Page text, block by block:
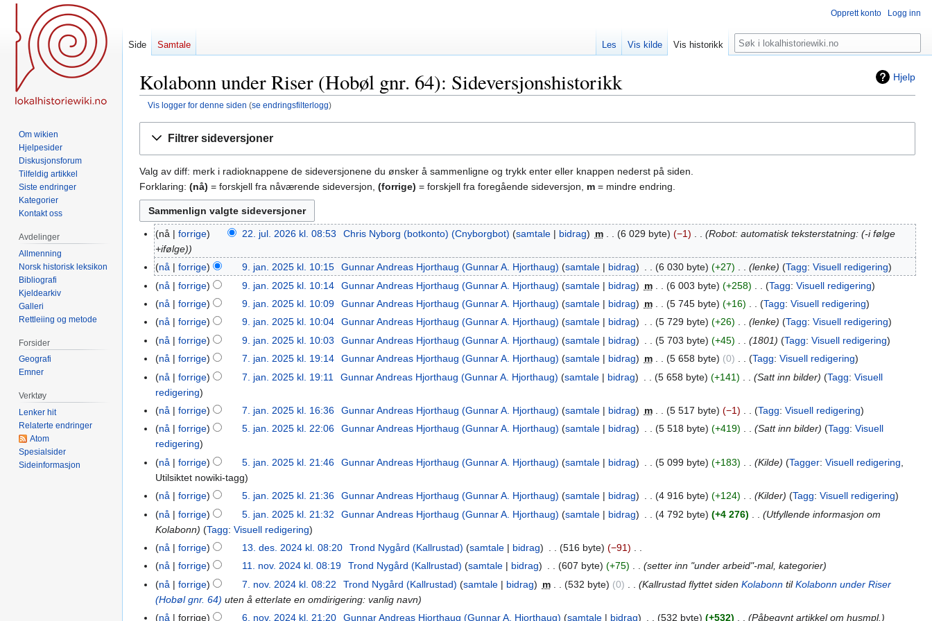
Hjelp
Kolabonn under Riser (Hobøl gnr. 64): Sideversjonshistorikk
Vis logger for denne siden (se endringsfilterlogg)
Filtrer sideversjoner
Valg av diff: merk i radioknappene de sideversjonene du ønsker å sammenligne og trykk enter eller knappen nederst på siden.
Forklaring: (nå) = forskjell fra nåværende sideversjon, (forrige) = forskjell fra foregående sideversjon, m = mindre endring.
22.
2026
nå forrige 22. jul. 2026 kl. 08:53 Chris Nyborg (botkonto) (Cnyborgbot) samtale bidrag m 6 029 byte −1
Robot: automatisk teksterstatning: (-i følge
+ifølge)
9.
jan.
2025
nå forrige 9. jan. 2025 kl. 10:15 Gunnar Andreas Hjorthaug (Gunnar A. Hjorthaug) samtale bidrag 6 030 byte +27 lenke Tagg: Visuell redigering
nå
forrige 9. jan. 2025 kl. 10:14 Gunnar Andreas Hjorthaug (Gunnar A. Hjorthaug) samtale bidrag m 6 003 byte +258
I
g
e
n
r
e
d
g
r
i
n
g
s
f
r
k
l
Tagg: Visuell redigering
nå
forrige 9. jan. 2025 kl. 10:09 Gunnar Andreas Hjorthaug (Gunnar A. Hjorthaug) samtale bidrag m 5 745 byte +16
I
g
e
n
r
e
d
i
e
i
n
g
s
f
r
k
Tagg: Visuell redigering
nå
forrige 9. jan. 2025 kl. 10:04 Gunnar Andreas Hjorthaug (Gunnar A. Hjorthaug) samtale bidrag 5 729 byte +26 lenke Tagg: Visuell redigering
nå
forrige 9. jan. 2025 kl. 10:03 Gunnar Andreas Hjorthaug (Gunnar A. Hjorthaug) samtale bidrag 5 703 byte +45 1801 Tagg: Visuell redigering
7.
jan.
2025
nå forrige 7. jan. 2025 kl. 19:14 Gunnar Andreas Hjorthaug (Gunnar A. Hjorthaug) samtale bidrag m 5 658 byte 0
I
e
n
r
e
d
i
g
e
i
n
g
s
f
Tagg: Visuell redigering
nå
forrige 7. jan. 2025 kl. 19:11 Gunnar Andreas Hjorthaug (Gunnar A. Hjorthaug) samtale bidrag 5 658 byte +141 Satt inn bilder Tagg: Visuell
redigering
nå
forrige 7. jan. 2025 kl. 16:36 Gunnar Andreas Hjorthaug (Gunnar A. Hjorthaug) samtale bidrag m 5 517 byte −1
I
n
e
r
e
d
i
g
r
i
Tagg: Visuell redigering
5.
2025
nå forrige 5. jan. 2025 kl. 22:06 Gunnar Andreas Hjorthaug (Gunnar A. Hjorthaug) samtale bidrag 5 518 byte +419 Satt inn bilder Tagg: Visuell
redigering
nå
forrige 5. jan. 2025 kl. 21:46 Gunnar Andreas Hjorthaug (Gunnar A. Hjorthaug) samtale bidrag 5 099 byte +183 Kilde Tagger: Visuell redigering
Utilsiktet nowiki-tagg
nå
forrige 5. jan. 2025 kl. 21:36 Gunnar Andreas Hjorthaug (Gunnar A. Hjorthaug) samtale bidrag 4 916 byte +124 Kilder Tagg: Visuell redigering
nå
forrige 5. jan. 2025 kl. 21:32 Gunnar Andreas Hjorthaug (Gunnar A. Hjorthaug) samtale bidrag 4 792 byte +4 276
Utfyllende informasjon om
Kolabonn
Tagg:Visuell redigering
13.
des.
2024
nå forrige 13. des. 2024 kl. 08:20 Trond Nygård (Kallrustad) samtale bidrag 516 byte −91
I
g
e
11.
nov.
2024
nå forrige 11. nov. 2024 kl. 08:19 Trond Nygård (Kallrustad) samtale bidrag 607 byte +75
setter inn "under arbeid"-mal, kategorier
7.
nov.
2024
nå forrige 7. nov. 2024 kl. 08:22 Trond Nygård (Kallrustad) samtale bidrag m 532 byte 0 Kallrustad flyttet siden KolabonntilKolabonn under Riser
(Hobøl gnr. 64) uten å etterlate en omdirigering: vanlig navn
nå forrige 6. nov. 2024 kl. 21:20 Gunnar Andreas Hjorthaug (Gunnar A. Hjorthaug) samtale bidrag 532 byte +532 Påbegynt artikkel om husmpl.
Opprett konto Logg inn
Side Samtale Les Vis kilde Vis historikk Søk
Om wikien
Hjelpesider
Diskusjonsforum
Tilfeldig artikkel
Siste endringer
Kategorier
Kontakt oss
Avdelinger
Allmenning
Norsk historisk leksikon
Bibliografi
Kjeldearkiv
Galleri
Rettleiing og metode
Forsider
Geografi
Emner
Verktøy
Lenker hit
Relaterte endringer
Atom
Spesialsider
Sideinformasjon